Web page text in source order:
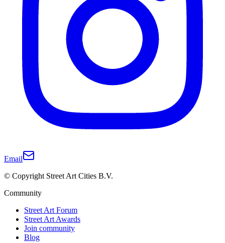
Email
© Copyright Street Art Cities B.V.
Community
Street Art Forum
Street Art Awards
Join community
Blog